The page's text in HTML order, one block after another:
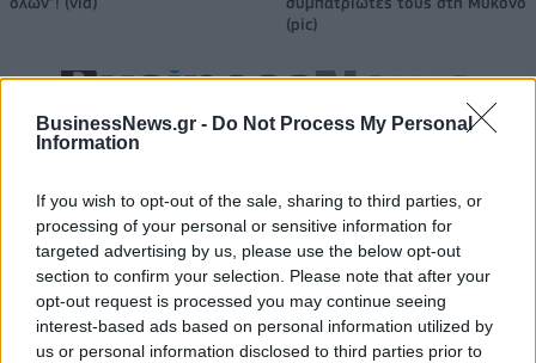
BusinessNews.gr - Do Not Process My Personal
Information
If you wish to opt-out of the sale, sharing to third parties, or
processing of your personal or sensitive information for
targeted advertising by us, please use the below opt-out
section to confirm your selection. Please note that after your
opt-out request is processed you may continue seeing
interest-based ads based on personal information utilized by
us or personal information disclosed to third parties prior to
(pic)
Είσοδος της γαλλικής Meridiam στην ηλεκτρική διασύνδεση Ελλάδας
– Κύπρου
Coca-Cola HBC: Άνοδος 11,4%
στα καθαρά κέρδη του α΄
εξαμήνου – Στα 524,4 εκατ.
ευρώ
Cenergy Holdings: Άνοδος 45%
στα καθαρά κέρδη του α΄
εξαμήνου, στα 138 εκατ. ευρώ